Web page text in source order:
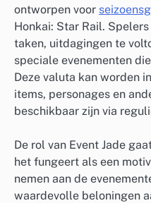
ontworpen voor
Honkai: Star Rail.
taken, uitdagingen te
speciale evenementen
Deze valuta kan worden
items, personages en
beschikbaar zijn via
De rol van Event Jade
het fungeert als een
nemen aan de
waardevolle beloningen